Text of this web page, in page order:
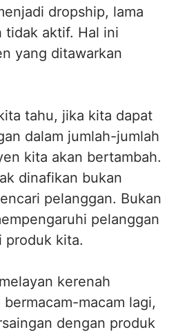
dropship, lama
tidak aktif. Hal ini
yang ditawarkan
tahu, jika kita dapat
dalam jumlah-jumlah
kita akan bertambah.
dinafikan bukan
pelanggan. Bukan
pelanggan
produk kita.
kerenah
macam lagi,
dengan produk